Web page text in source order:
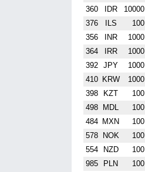
360 IDR 10000
376 ILS 100
356 INR 1000
364 IRR 1000
392 JPY 1000
410 KRW 1000
398 KZT 100
498 MDL 100
484 MXN 100
578 NOK 100
554 NZD 100
985 PLN 100